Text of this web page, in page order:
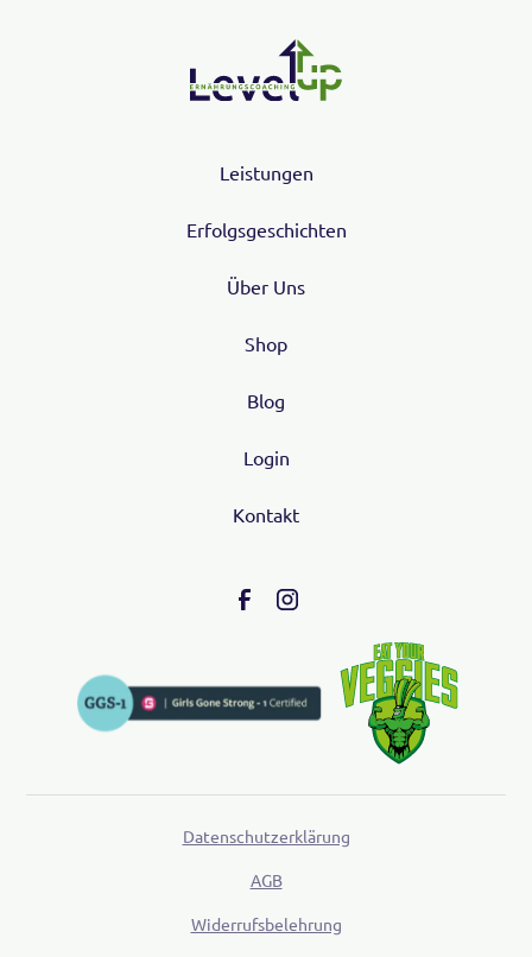
Leistungen
Erfolgsgeschichten
Über Uns
Shop
Blog
Login
Kontakt
Datenschutzerklärung
AGB
Widerrufsbelehrung